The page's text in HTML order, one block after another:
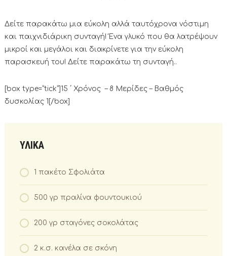
Δείτε παρακάτω μια εύκολη αλλά ταυτόχρονα νόστιμη
και παιχνιδιάρικη συνταγή! Ένα γλυκό που θα λατρέψουν
μικροί και μεγάλοι και διακρίνετε για την εύκολη
παρασκευή του! Δείτε παρακάτω τη συνταγή..
[box type=”tick”]15 ΄ Χρόνος – 8 Μερίδες – Βαθμός
δυσκολίας 1[/box]
ΥΛΙΚΑ
1 πακέτο Σφολιάτα
500 γρ πραλίνα φουντουκιού
200 γρ σταγόνες σοκολάτας
2 κ.σ. κανέλα σε σκόνη